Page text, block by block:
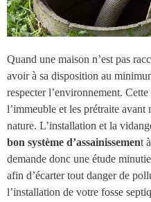
Quand une maison n’est pas
avoir à sa disposition au
respecter l’environnement.
l’immeuble et les prétraite avant
nature. L’installation et la
bon système d’assainissement
demande donc une étude
afin d’écarter tout danger de
l’installation de votre fosse